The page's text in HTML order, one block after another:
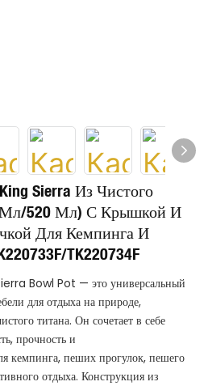
Sierra Из Чистого
Мл/520 Мл) С Крышкой И
Для Кемпинга И
TK220734F
Bowl Pot — это универсальный
для отдыха на природе,
титана. Он сочетает в себе
прочность и
кемпинга, пеших прогулок, пешего
отдыха. Конструкция из